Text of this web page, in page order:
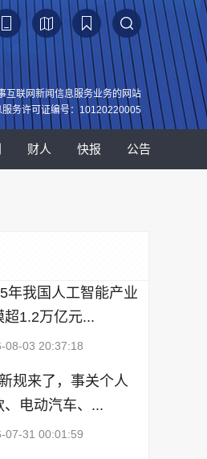
互联网新闻信息服务业务的网站
服务许可证编号：10120220005
财人 快报 公告
年我国人工智能产业
超1.2万亿元...
08-03 20:37:18
规来了，事关个人
、电动汽车、...
07-31 00:01:59